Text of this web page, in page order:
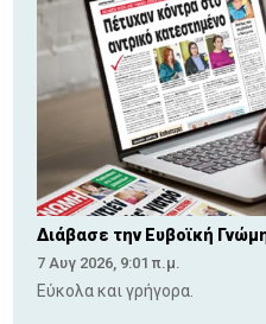
Διάβασε την Ευβοϊκή
7 Αυγ 2026, 9:01 π.μ.
Εύκολα και γρήγορα.